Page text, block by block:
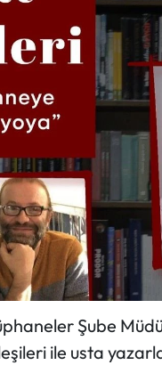
Şube
ile usta